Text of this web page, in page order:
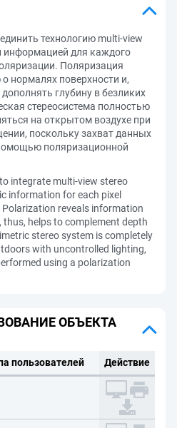
технологию multi-view
информацией для каждого
Поляризация
нормалях поверхности и,
глубину в безликих
стереосистема полностью
на открытом воздухе при
поскольку захват данных
поляризационной
integrate multi-view stereo
information for each pixel
reveals information
helps to complement depth
stereo system is completely
with uncontrolled lighting,
using a polarization
ОБЪЕКТА
пользователей Действие